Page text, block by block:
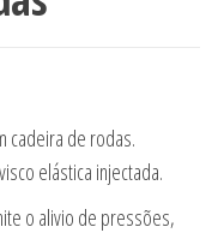
cadeira de rodas.
elástica injectada.
o alivio de pressões,